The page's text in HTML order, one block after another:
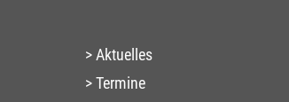
Aktuelles
Termine